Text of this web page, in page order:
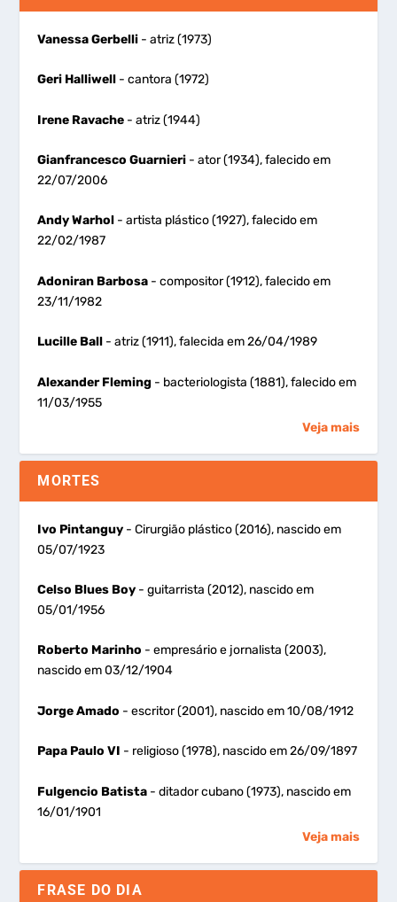
Vanessa Gerbelli - atriz (1973)
Geri Halliwell - cantora (1972)
Irene Ravache - atriz (1944)
Gianfrancesco Guarnieri - ator (1934), falecido em
22/07/2006
Andy Warhol - artista plástico (1927), falecido em
22/02/1987
Adoniran Barbosa - compositor (1912), falecido em
23/11/1982
Lucille Ball - atriz (1911), falecida em 26/04/1989
Alexander Fleming - bacteriologista (1881), falecido em
11/03/1955
Veja mais
MORTES
Ivo Pintanguy - Cirurgião plástico (2016), nascido em
05/07/1923
Celso Blues Boy - guitarrista (2012), nascido em
05/01/1956
Roberto Marinho - empresário e jornalista (2003),
nascido em 03/12/1904
Jorge Amado - escritor (2001), nascido em 10/08/1912
Papa Paulo VI - religioso (1978), nascido em 26/09/1897
Fulgencio Batista - ditador cubano (1973), nascido em
16/01/1901
Veja mais
FRASE DO DIA